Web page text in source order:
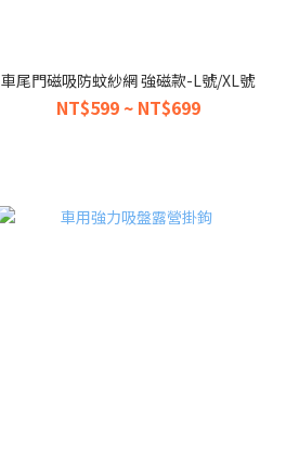
車尾門磁吸防蚊紗網 強磁款-L號/XL號
NT$599 ~ NT$699